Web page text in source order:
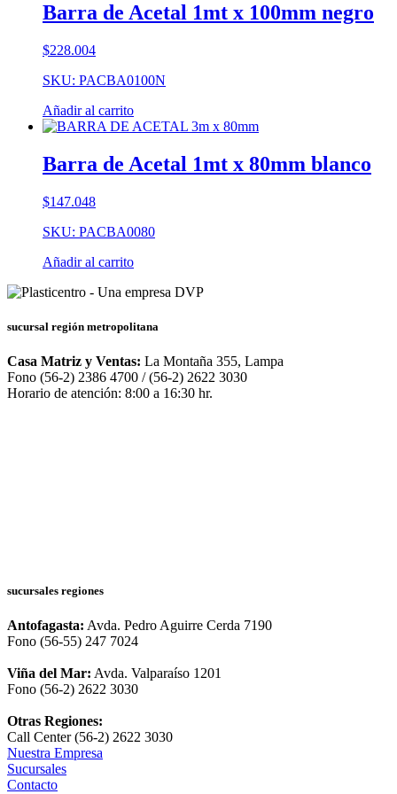
Barra de Acetal 1mt x 100mm negro
$228.004
SKU: PACBA0100N
Añadir al carrito
Barra de Acetal 1mt x 80mm blanco
$147.048
SKU: PACBA0080
Añadir al carrito
sucursal región metropolitana
Casa Matriz y Ventas: La Montaña 355, Lampa
Fono (56-2) 2386 4700 / (56-2) 2622 3030
Horario de atención: 8:00 a 16:30 hr.
sucursales regiones
Antofagasta: Avda. Pedro Aguirre Cerda 7190
Fono (56-55) 247 7024
Viña del Mar: Avda. Valparaíso 1201
Fono (56-2) 2622 3030
Otras Regiones:
Call Center (56-2) 2622 3030
Nuestra Empresa
Sucursales
Contacto